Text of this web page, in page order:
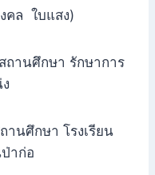
คล ใบแสง)
กษา รักษาการ
ษา โรงเรียน
าก่อ